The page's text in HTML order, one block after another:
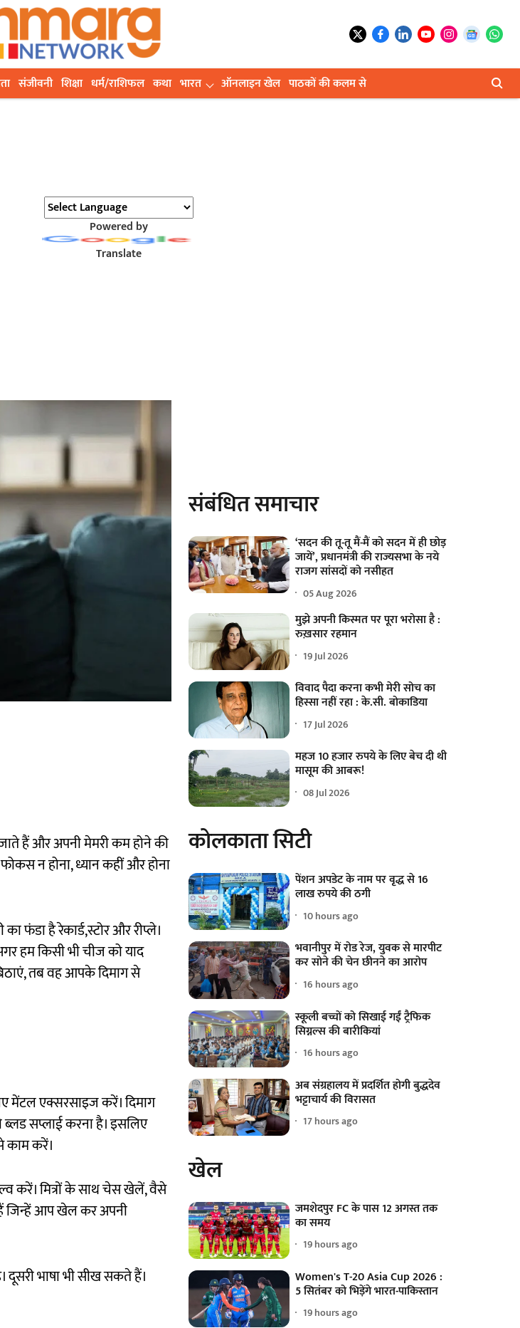
संजीवनी शिक्षा धर्म/राशिफल कथा भारत ऑनलाइन खेल पाठकों की कलम से
Powered by
Translate
हैं और अपनी मेमरी कम होने की
न होना, ध्यान कहीं और होना
फंडा है रेकार्ड,स्टोर और रीप्ले।
हम किसी भी चीज को याद
तब वह आपके दिमाग से
मेंटल एक्सरसाइज करें। दिमाग
सप्लाई करना है। इसलिए
काम करें।
करें। मित्रों के साथ चेस खेलें, वैसे
जिन्हें आप खेल कर अपनी
दूसरी भाषा भी सीख सकते हैं।
संबंधित समाचार
‘सदन की तू-तू मैं-मैं को सदन में ही छोड़
जायें’, प्रधानमंत्री की राज्यसभा के नये
राजग सांसदों को नसीहत
05 Aug 2026
मुझे अपनी किस्मत पर पूरा भरोसा है :
रुख़सार रहमान
19 Jul 2026
विवाद पैदा करना कभी मेरी सोच का
हिस्सा नहीं रहा : के.सी. बोकाडिया
17 Jul 2026
महज 10 हजार रुपये के लिए बेच दी थी
मासूम की आबरू!
08 Jul 2026
कोलकाता सिटी
पेंशन अपडेट के नाम पर वृद्ध से 16
लाख रुपये की ठगी
10 hours ago
भवानीपुर में रोड रेज, युवक से मारपीट
कर सोने की चेन छीनने का आरोप
16 hours ago
स्कूली बच्चों को सिखाई गईं ट्रैफिक
सिग्नल्स की बारीकियां
16 hours ago
अब संग्रहालय में प्रदर्शित होगी बुद्धदेव
भट्टाचार्य की विरासत
17 hours ago
खेल
जमशेदपुर FC के पास 12 अगस्त तक
का समय
19 hours ago
Women's T-20 Asia Cup 2026 :
5 सितंबर को भिड़ेंगे भारत-पाकिस्तान
19 hours ago